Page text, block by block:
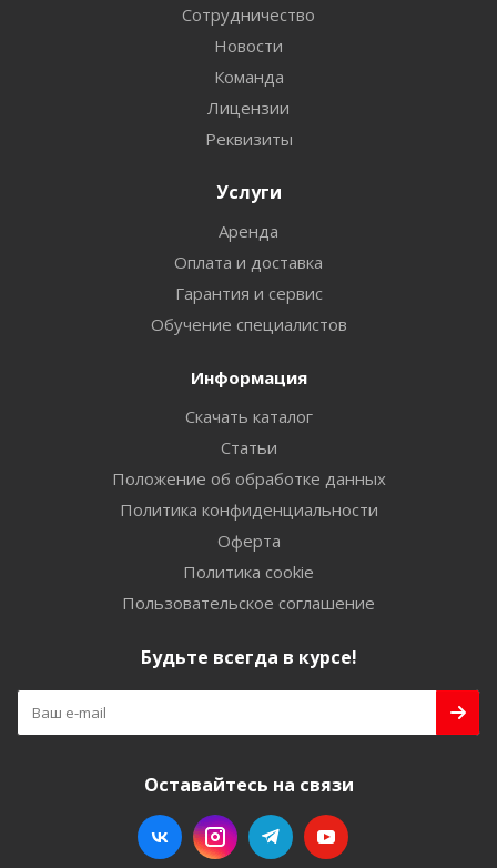
Сотрудничество
Новости
Команда
Лицензии
Реквизиты
Услуги
Аренда
Оплата и доставка
Гарантия и сервис
Обучение специалистов
Информация
Скачать каталог
Статьи
Положение об обработке данных
Политика конфиденциальности
Оферта
Политика cookie
Пользовательское соглашение
Будьте всегда в курсе!
Оставайтесь на связи